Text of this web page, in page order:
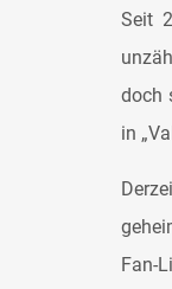
Seit
doch
in
Fan-